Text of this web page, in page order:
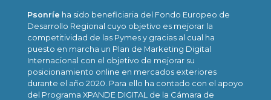
Psonríe ha sido beneficiaria del Fondo Europeo de
Desarrollo Regional cuyo objetivo es mejorar la
competitividad de las Pymes y gracias al cual ha
puesto en marcha un Plan de Marketing Digital
Internacional con el objetivo de mejorar su
posicionamiento online en mercados exteriores
durante el año 2020. Para ello ha contado con el apoyo
del Programa XPANDE DIGITAL de la Cámara de